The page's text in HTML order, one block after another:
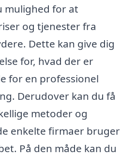
mulighed for at
og tjenester fra
Dette kan give dig
for, hvad der er
for en professionel
Derudover kan du få
metoder og
enkelte firmaer bruger
På den måde kan du